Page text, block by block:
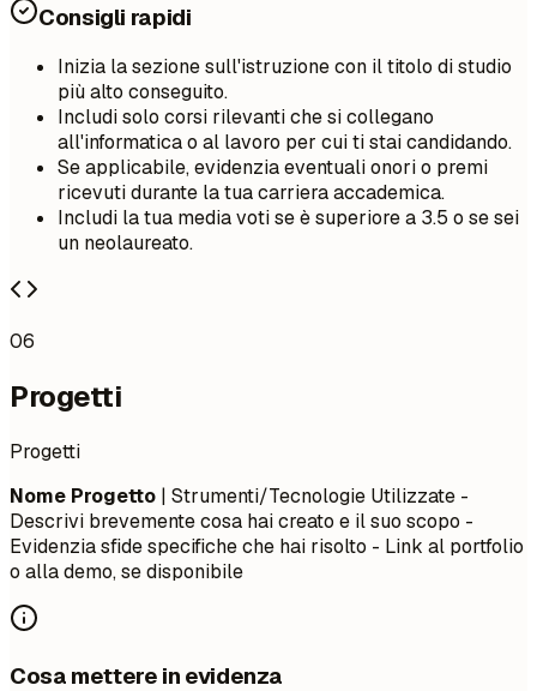
Consigli rapidi
Inizia la sezione sull'istruzione con il titolo di studio
più alto conseguito.
Includi solo corsi rilevanti che si collegano
all'informatica o al lavoro per cui ti stai candidando.
Se applicabile, evidenzia eventuali onori o premi
ricevuti durante la tua carriera accademica.
Includi la tua media voti se è superiore a 3.5 o se sei
un neolaureato.
06
Progetti
Progetti
Nome Progetto | Strumenti/Tecnologie Utilizzate -
Descrivi brevemente cosa hai creato e il suo scopo -
Evidenzia sfide specifiche che hai risolto - Link al portfolio
o alla demo, se disponibile
Cosa mettere in evidenza